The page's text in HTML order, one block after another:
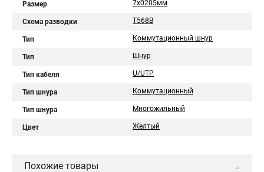
Размер 7х0205мм
Схема разводки T568B
Тип Коммутационный шнур
Тип Шнур
Тип кабеля U/UTP
Тип шнура Коммутационный
Тип шнура Многожильный
Цвет Желтый
Похожие товары